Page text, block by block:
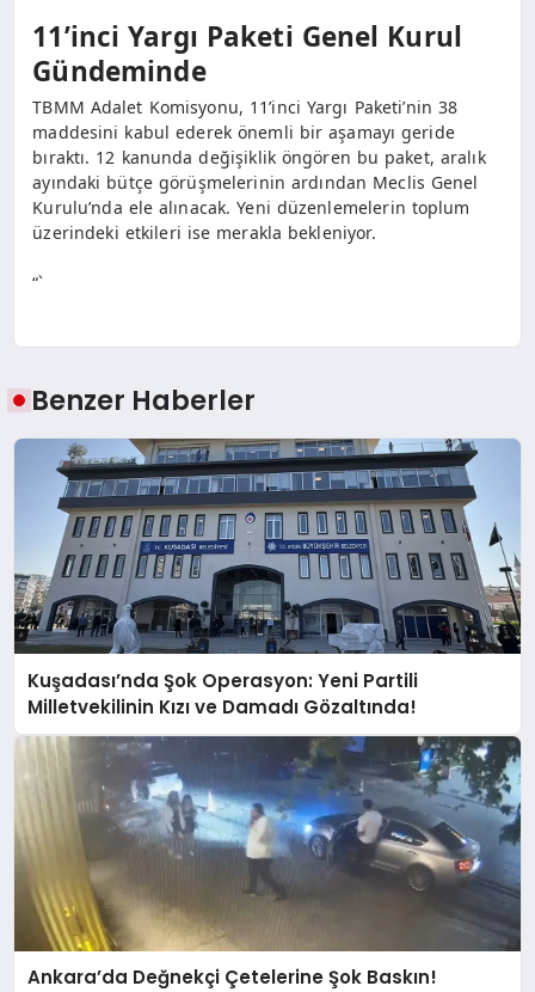
11’inci Yargı Paketi Genel Kurul
Gündeminde
TBMM Adalet Komisyonu, 11’inci Yargı Paketi’nin 38
maddesini kabul ederek önemli bir aşamayı geride
bıraktı. 12 kanunda değişiklik öngören bu paket, aralık
ayındaki bütçe görüşmelerinin ardından Meclis Genel
Kurulu’nda ele alınacak. Yeni düzenlemelerin toplum
üzerindeki etkileri ise merakla bekleniyor.
“`
Benzer Haberler
Kuşadası’nda Şok Operasyon: Yeni Partili
Milletvekilinin Kızı ve Damadı Gözaltında!
Ankara’da Değnekçi Çetelerine Şok Baskın!